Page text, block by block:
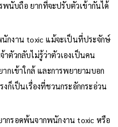
พนับถือ ยากที่จะปรับตัวเข้ากันได้
กงาน toxic แม้จะเป็นที่ประจักษ์
ตัวกลับไม่รู้ว่าตัวเองเป็นคน
กเข้าใกล้ และการพยายามบอก
ก็เป็นเรื่องที่ชวนกระอักกระอ่วน
กรอดพ้นจากพนักงาน toxic หรือ